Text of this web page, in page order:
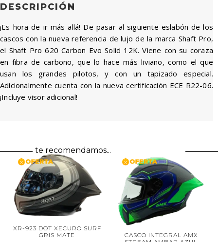
DESCRIPCIÓN
¡Es hora de ir más allá! De pasar al siguiente eslabón de los
cascos con la nueva referencia de lujo de la marca Shaft Pro,
el Shaft Pro 620 Carbon Evo Solid 12K. Viene con su coraza
en fibra de carbono, que lo hace más liviano, como el que
usan los grandes pilotos, y con un tapizado especial.
Adicionalmente cuenta con la nueva certificación ECE R22-06.
¡Incluye visor adicional!
te recomendamos...
XR-923 DOT XECURO SURF
GRIS MATE
CASCO INTEGRAL AMX